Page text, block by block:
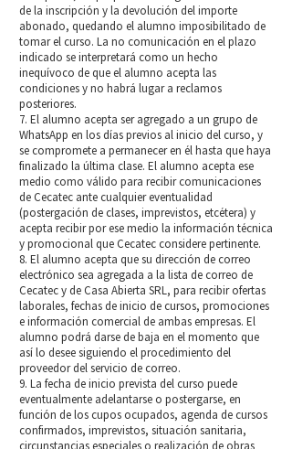
de la inscripción y la devolución del importe
abonado, quedando el alumno imposibilitado de
tomar el curso. La no comunicación en el plazo
indicado se interpretará como un hecho
inequívoco de que el alumno acepta las
condiciones y no habrá lugar a reclamos
posteriores.
7. El alumno acepta ser agregado a un grupo de
WhatsApp en los días previos al inicio del curso, y
se compromete a permanecer en él hasta que haya
finalizado la última clase. El alumno acepta ese
medio como válido para recibir comunicaciones
de Cecatec ante cualquier eventualidad
(postergación de clases, imprevistos, etcétera) y
acepta recibir por ese medio la información técnica
y promocional que Cecatec considere pertinente.
8. El alumno acepta que su dirección de correo
electrónico sea agregada a la lista de correo de
Cecatec y de Casa Abierta SRL, para recibir ofertas
laborales, fechas de inicio de cursos, promociones
e información comercial de ambas empresas. El
alumno podrá darse de baja en el momento que
así lo desee siguiendo el procedimiento del
proveedor del servicio de correo.
9. La fecha de inicio prevista del curso puede
eventualmente adelantarse o postergarse, en
función de los cupos ocupados, agenda de cursos
confirmados, imprevistos, situación sanitaria,
circunstancias especiales o realización de obras